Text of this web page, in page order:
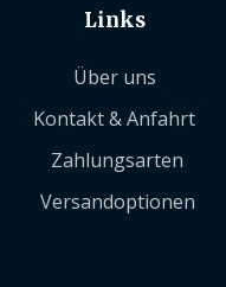
Links
Über uns
Kontakt & Anfahrt
Zahlungsarten
Versandoptionen